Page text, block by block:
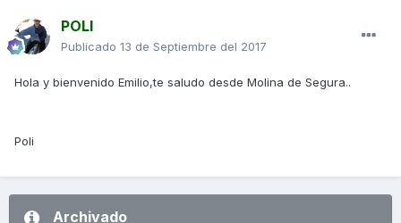
POLI
Publicado 13 de Septiembre del 2017
Hola y bienvenido Emilio,te saludo desde Molina de Segura..
Poli
Archivado